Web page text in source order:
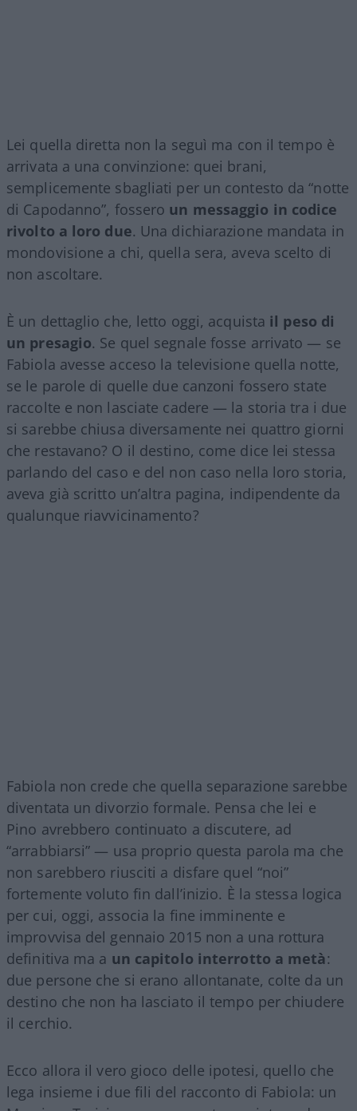
Lei quella diretta non la seguì ma con il tempo è
arrivata a una convinzione: quei brani,
semplicemente sbagliati per un contesto da “notte
di Capodanno”, fossero un messaggio in codice
rivolto a loro due. Una dichiarazione mandata in
mondovisione a chi, quella sera, aveva scelto di
non ascoltare.
È un dettaglio che, letto oggi, acquista il peso di
un presagio. Se quel segnale fosse arrivato — se
Fabiola avesse acceso la televisione quella notte,
se le parole di quelle due canzoni fossero state
raccolte e non lasciate cadere — la storia tra i due
si sarebbe chiusa diversamente nei quattro giorni
che restavano? O il destino, come dice lei stessa
parlando del caso e del non caso nella loro storia,
aveva già scritto un’altra pagina, indipendente da
qualunque riavvicinamento?
Fabiola non crede che quella separazione sarebbe
diventata un divorzio formale. Pensa che lei e
Pino avrebbero continuato a discutere, ad
“arrabbiarsi” — usa proprio questa parola ma che
non sarebbero riusciti a disfare quel “noi”
fortemente voluto fin dall’inizio. È la stessa logica
per cui, oggi, associa la fine imminente e
improvvisa del gennaio 2015 non a una rottura
definitiva ma a un capitolo interrotto a metà:
due persone che si erano allontanate, colte da un
destino che non ha lasciato il tempo per chiudere
il cerchio.
Ecco allora il vero gioco delle ipotesi, quello che
lega insieme i due fili del racconto di Fabiola: un